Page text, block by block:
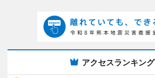
アクセスランキング